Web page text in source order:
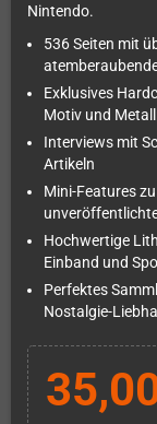
Nintendo.
536 Seiten mit
Exklusives
Motiv und
Interviews mit
Artikeln
Mini-Features
Hochwertige
Einband und
Perfektes
Nostalgie-